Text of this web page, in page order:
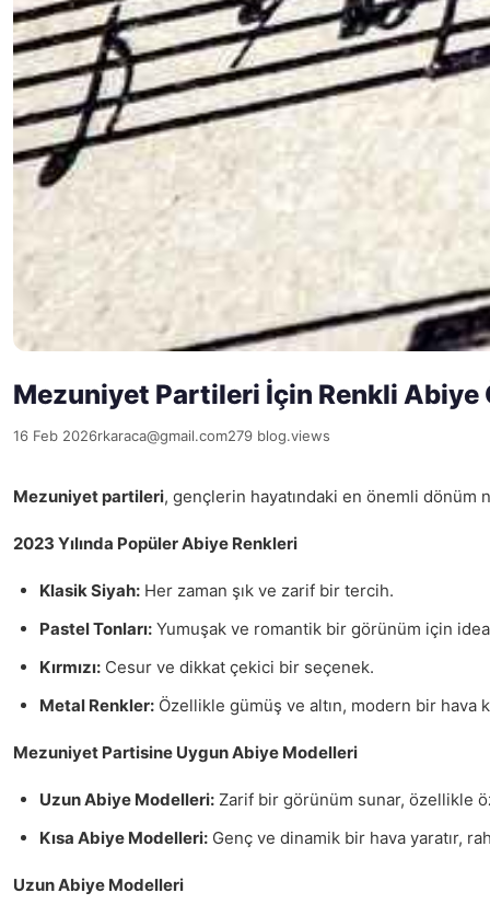
Mezuniyet Partileri İçin Renkli Abiye
16 Feb 2026rkaraca@gmail.com279 blog.views
Mezuniyet partileri, gençlerin hayatındaki en önemli dönüm
2023 Yılında Popüler Abiye Renkleri
Klasik Siyah: Her zaman şık ve zarif bir tercih.
Pastel Tonları: Yumuşak ve romantik bir görünüm için
Kırmızı: Cesur ve dikkat çekici bir seçenek.
Metal Renkler: Özellikle gümüş ve altın, modern bir hava
Mezuniyet Partisine Uygun Abiye Modelleri
Uzun Abiye Modelleri: Zarif bir görünüm sunar, özellikle
Kısa Abiye Modelleri: Genç ve dinamik bir hava yaratır,
Uzun Abiye Modelleri